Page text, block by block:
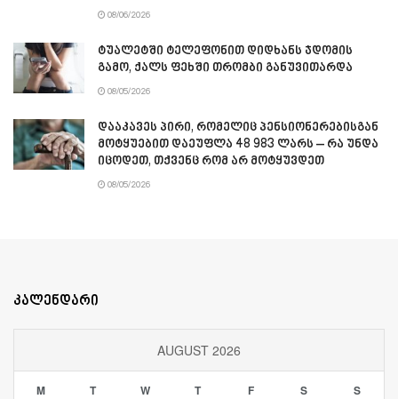
08/06/2026
ტუალეტში ტელეფონით დიდხანს ჯდომის
გამო, ქალს ფეხში თრომბი განუვითარდა
08/05/2026
დააკავეს პირი, რომელიც პენსიონერებისგან
მოტყუებით დაეუფლა 48 983 ლარს – რა უნდა
იცოდეთ, თქვენც რომ არ მოტყუვდეთ
08/05/2026
კალენდარი
AUGUST 2026
M T W T F S S